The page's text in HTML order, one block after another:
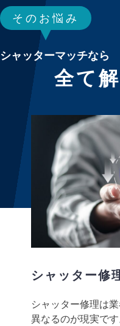
そのお悩み
シャッターマッチなら
全て
シャッター修
シャッター修理は
異なるのが現実で